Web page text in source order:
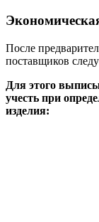
После
поставщиков
Для этого
учесть при
изделия: